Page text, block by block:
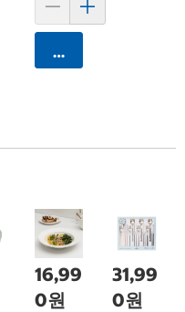
카트에 담기
16,99
0원
31,99
0원